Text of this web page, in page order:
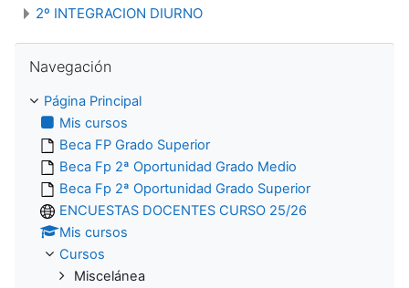
2º INTEGRACION DIURNO
Navegación
Página Principal
Mis cursos
Beca FP Grado Superior
Beca Fp 2ª Oportunidad Grado Medio
Beca Fp 2ª Oportunidad Grado Superior
ENCUESTAS DOCENTES CURSO 25/26
Mis cursos
Cursos
Miscelánea